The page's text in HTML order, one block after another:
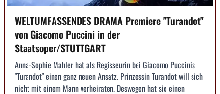
WELTUMFASSENDES DRAMA Premiere "Turandot"
von Giacomo Puccini in der
Staatsoper/STUTTGART
Anna-Sophie Mahler hat als Regisseurin bei Giacomo Puccinis
"Turandot" einen ganz neuen Ansatz. Prinzessin Turandot will sich
nicht mit einem Mann verheiraten. Deswegen hat sie einen